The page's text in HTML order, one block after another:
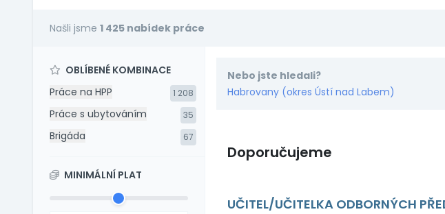
Našli jsme 1 425 nabídek práce
OBLÍBENÉ KOMBINACE
Práce na HPP
1 208
Práce s ubytováním 35
Brigáda 67
MINIMÁLNÍ PLAT
Nebo jste hledali?
Habrovany (okres Ústí nad Labem)
Doporučujeme
UČITEL/UČITELKA ODBORNÝCH